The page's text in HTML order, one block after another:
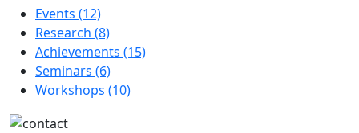
Events (12)
Research (8)
Achievements (15)
Seminars (6)
Workshops (10)